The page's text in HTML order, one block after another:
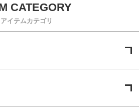
アイテムカテゴリ